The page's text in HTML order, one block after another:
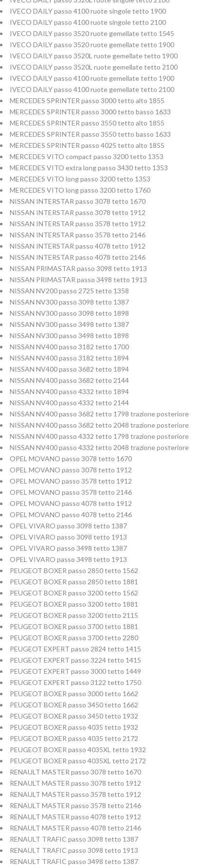
IVECO DAILY passo 4100 ruote singole tetto 1900
IVECO DAILY passo 4100 ruote singole tetto 2100
IVECO DAILY passo 3520 ruote gemellate tetto 1545
IVECO DAILY passo 3520 ruote gemellate tetto 1900
IVECO DAILY passo 3520L ruote gemellate tetto 1900
IVECO DAILY passo 3520L ruote gemellate tetto 2100
IVECO DAILY passo 4100 ruote gemellate tetto 1900
IVECO DAILY passo 4100 ruote gemellate tetto 2100
MERCEDES SPRINTER passo 3000 tetto alto 1855
MERCEDES SPRINTER passo 3000 tetto basso 1633
MERCEDES SPRINTER passo 3550 tetto alto 1855
MERCEDES SPRINTER passo 3550 tetto basso 1633
MERCEDES SPRINTER passo 4025 tetto alto 1855
MERCEDES VITO compact passo 3200 tetto 1353
MERCEDES VITO extra long passo 3430 tetto 1353
MERCEDES VITO long passo 3200 tetto 1353
MERCEDES VITO long passo 3200 tetto 1760
NISSAN INTERSTAR passo 3078 tetto 1670
NISSAN INTERSTAR passo 3078 tetto 1912
NISSAN INTERSTAR passo 3578 tetto 1912
NISSAN INTERSTAR passo 3578 tetto 2146
NISSAN INTERSTAR passo 4078 tetto 1912
NISSAN INTERSTAR passo 4078 tetto 2146
NISSAN PRIMASTAR passo 3098 tetto 1913
NISSAN PRIMASTAR passo 3498 tetto 1913
NISSAN NV200 passo 2725 tetto 1358
NISSAN NV300 passo 3098 tetto 1387
NISSAN NV300 passo 3098 tetto 1898
NISSAN NV300 passo 3498 tetto 1387
NISSAN NV300 passo 3498 tetto 1898
NISSAN NV400 passo 3182 tetto 1700
NISSAN NV400 passo 3182 tetto 1894
NISSAN NV400 passo 3682 tetto 1894
NISSAN NV400 passo 3682 tetto 2144
NISSAN NV400 passo 4332 tetto 1894
NISSAN NV400 passo 4332 tetto 2144
NISSAN NV400 passo 3682 tetto 1798 trazione posteriore
NISSAN NV400 passo 3682 tetto 2048 trazione posteriore
NISSAN NV400 passo 4332 tetto 1798 trazione posteriore
NISSAN NV400 passo 4332 tetto 2048 trazione posteriore
OPEL MOVANO passo 3078 tetto 1670
OPEL MOVANO passo 3078 tetto 1912
OPEL MOVANO passo 3578 tetto 1912
OPEL MOVANO passo 3578 tetto 2146
OPEL MOVANO passo 4078 tetto 1912
OPEL MOVANO passo 4078 tetto 2146
OPEL VIVARO passo 3098 tetto 1387
OPEL VIVARO passo 3098 tetto 1913
OPEL VIVARO passo 3498 tetto 1387
OPEL VIVARO passo 3498 tetto 1913
PEUGEOT BOXER passo 2850 tetto 1562
PEUGEOT BOXER passo 2850 tetto 1881
PEUGEOT BOXER passo 3200 tetto 1562
PEUGEOT BOXER passo 3200 tetto 1881
PEUGEOT BOXER passo 3200 tetto 2115
PEUGEOT BOXER passo 3700 tetto 1881
PEUGEOT BOXER passo 3700 tetto 2280
PEUGEOT EXPERT passo 2824 tetto 1415
PEUGEOT EXPERT passo 3224 tetto 1415
PEUGEOT EXPERT passo 3000 tetto 1449
PEUGEOT EXPERT passo 3122 tetto 1750
PEUGEOT BOXER passo 3000 tetto 1662
PEUGEOT BOXER passo 3450 tetto 1662
PEUGEOT BOXER passo 3450 tetto 1932
PEUGEOT BOXER passo 4035 tetto 1932
PEUGEOT BOXER passo 4035 tetto 2172
PEUGEOT BOXER passo 4035XL tetto 1932
PEUGEOT BOXER passo 4035XL tetto 2172
RENAULT MASTER passo 3078 tetto 1670
RENAULT MASTER passo 3078 tetto 1912
RENAULT MASTER passo 3578 tetto 1912
RENAULT MASTER passo 3578 tetto 2146
RENAULT MASTER passo 4078 tetto 1912
RENAULT MASTER passo 4078 tetto 2146
RENAULT TRAFIC passo 3098 tetto 1387
RENAULT TRAFIC passo 3098 tetto 1913
RENAULT TRAFIC passo 3498 tetto 1387